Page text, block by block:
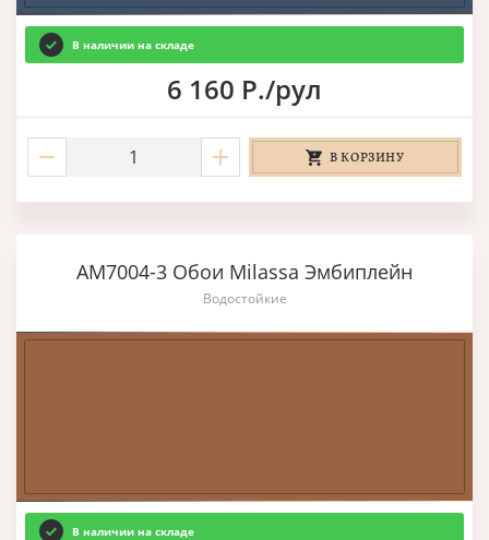
В наличии на складе
6 160 Р./рул
В КОРЗИНУ
AM7004-3 Обои Milassa Эмбиплейн
Водостойкие
В наличии на складе